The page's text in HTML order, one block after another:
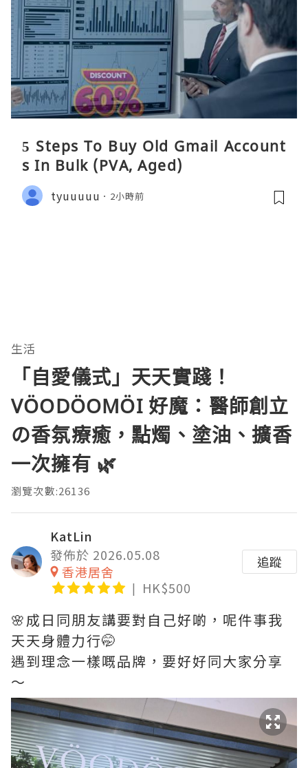
5 Steps To Buy Old Gmail Account
s In Bulk (PVA, Aged)
tyuuuuu 2小時前
生活
「自愛儀式」天天實踐！
VÖODÖOMÖI 好魔：醫師創立
の香氛療癒，點燭、塗油、擴香
一次擁有 🌿
瀏覽次數:26136
KatLin
發佈於 2026.05.08
香港居舍
HK$500
追蹤
🌸成日同朋友講要對自己好啲，呢件事我
天天身體力行🤭
遇到理念一樣嘅品牌，要好好同大家分享
～